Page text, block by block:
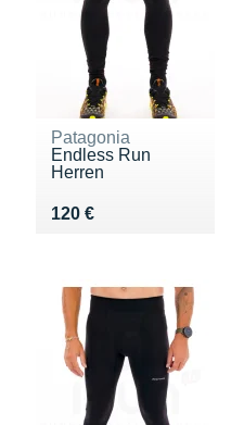
Patagonia
Endless Run
Herren
120 €
Vendu 120 €